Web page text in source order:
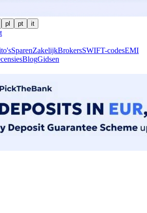
pl pt it
SparenZakelijkBrokersSWIFT-codesEMI
BlogGidsen